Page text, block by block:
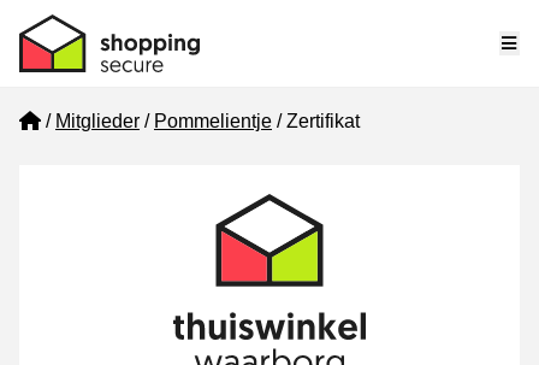
Home
Mitglieder Pommelientje Zertifikat